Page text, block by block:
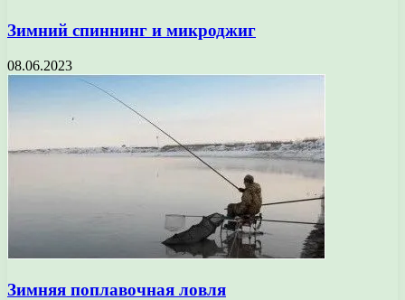
Зимний спиннинг и микроджиг
08.06.2023
Зимняя поплавочная ловля